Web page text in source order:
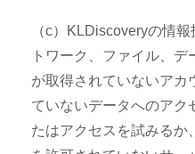
（c）KLDiscoveryの情
トワーク、ファイル、
が取得されていないアカ
ていないデータへのアク
たはアクセスを試みるか